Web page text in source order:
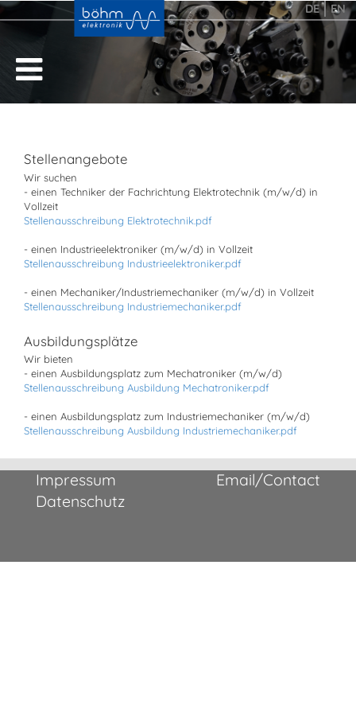
DE EN
Stellenangebote
Wir suchen
- einen Techniker der Fachrichtung Elektrotechnik (m/w/d) in
Vollzeit
Stellenausschreibung Elektrotechnik.pdf
- einen Industrieelektroniker (m/w/d) in Vollzeit
Stellenausschreibung Industrieelektroniker.pdf
- einen Mechaniker/Industriemechaniker (m/w/d) in Vollzeit
Stellenausschreibung Industriemechaniker.pdf
Ausbildungsplätze
Wir bieten
- einen Ausbildungsplatz zum Mechatroniker (m/w/d)
Stellenausschreibung Ausbildung Mechatroniker.pdf
- einen Ausbildungsplatz zum Industriemechaniker (m/w/d)
Stellenausschreibung Ausbildung Industriemechaniker.pdf
Impressum
Datenschutz
Email/Contact